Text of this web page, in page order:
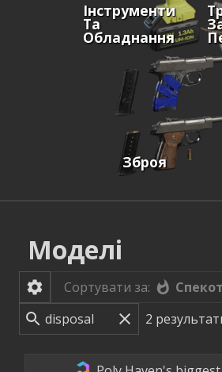
Інструменти
Та
Обладнання
Зброя
Моделі
Сортувати за:
2